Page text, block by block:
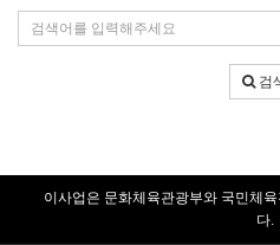
조
색
어
입
검
이사업은 문화체육관광부와 국민체
다.